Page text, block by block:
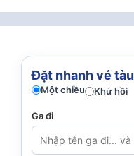
Đặt nhanh vé tàu
Một chiều Khứ hồi
Ga đi